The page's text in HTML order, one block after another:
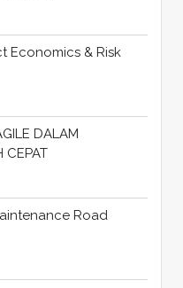
Economics & Risk
DALAM
CEPAT
Road